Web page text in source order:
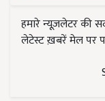
हमारे न्यूज़लेटर की
लेटेस्ट ख़बरें मेल पर